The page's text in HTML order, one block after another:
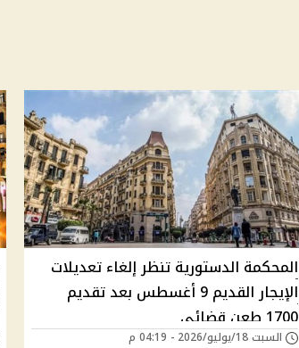
المحكمة الدستورية تنظر إلغاء تعديلات
الإيجار القديم 9 أغسطس بعد تقديم
1700 طعن قضائي
السبت 18/يوليو/2026 - 04:19 م